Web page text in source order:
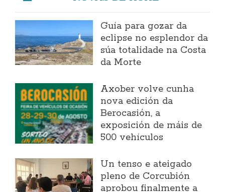
Guía para gozar da
eclipse no esplendor da
súa totalidade na Costa
da Morte
Axober volve cunha
nova edición da
Berocasión, a
exposición de máis de
500 vehículos
Un tenso e ateigado
pleno de Corcubión
aprobou finalmente a